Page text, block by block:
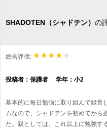
SHADOTEN（シャドテン） の
総合評価:
投稿者：保護者 学年：小2
基本的に毎日勉強に取り組んで録音
ムなので、シャドテンを初めてから
た。親としては、これ以上に勉強す